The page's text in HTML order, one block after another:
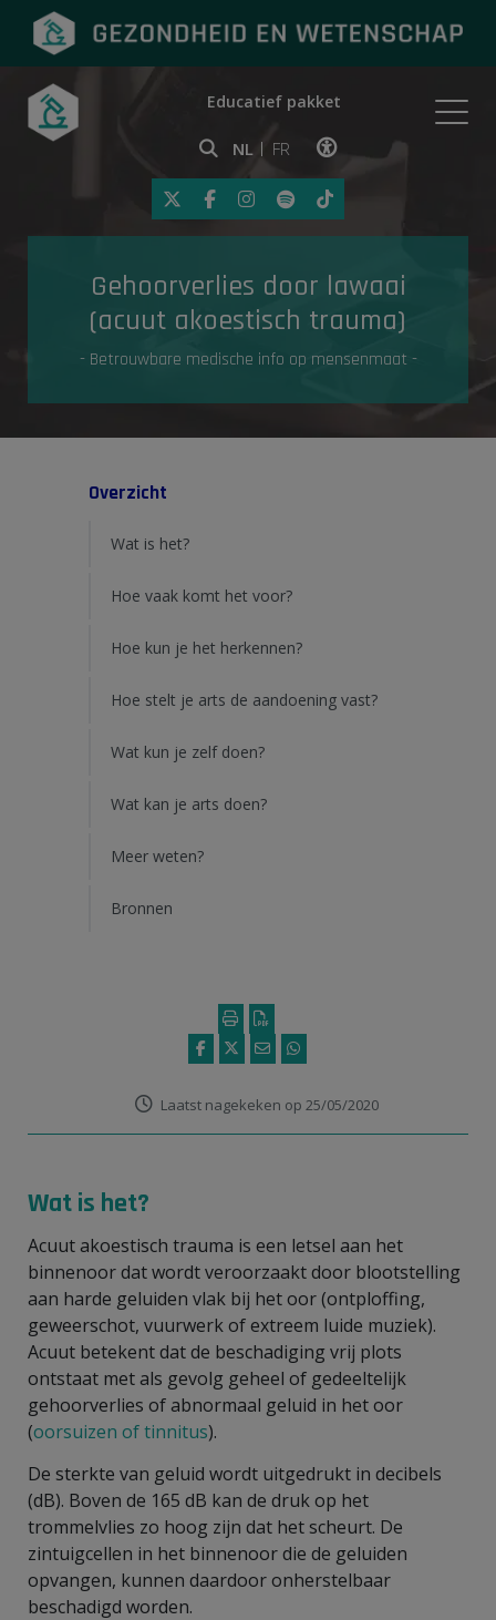
Onderwerpen
Gezondheid in de media
Educatief pakket
NL FR
Klik op deze link om
Gehoorverlies door lawaai
(acuut akoestisch trauma)
- Betrouwbare medische info op mensenmaat -
Overzicht
Wat is het?
Hoe vaak komt het voor?
Hoe kun je het herkennen?
Hoe stelt je arts de aandoening vast?
Wat kun je zelf doen?
Wat kan je arts doen?
Meer weten?
Bronnen
Laatst nagekeken op 25/05/2020
Wat is het?
Acuut akoestisch trauma is een letsel aan het
binnenoor dat wordt veroorzaakt door blootstelling
aan harde geluiden vlak bij het oor (ontploffing,
geweerschot, vuurwerk of extreem luide muziek).
Acuut betekent dat de beschadiging vrij plots
ontstaat met als gevolg geheel of gedeeltelijk
gehoorverlies of abnormaal geluid in het oor
(oorsuizen of tinnitus).
De sterkte van geluid wordt uitgedrukt in decibels
(dB). Boven de 165 dB kan de druk op het
trommelvlies zo hoog zijn dat het scheurt. De
zintuigcellen in het binnenoor die de geluiden
opvangen, kunnen daardoor onherstelbaar
beschadigd worden.